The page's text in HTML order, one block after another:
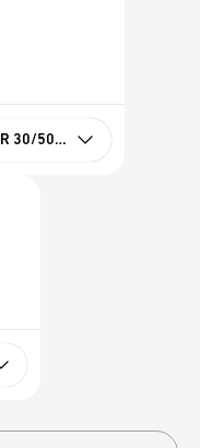
APR 30/50 Hatz